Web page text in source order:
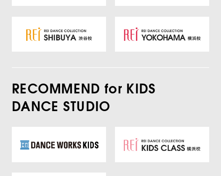
RECOMMEND for KIDS
DANCE STUDIO